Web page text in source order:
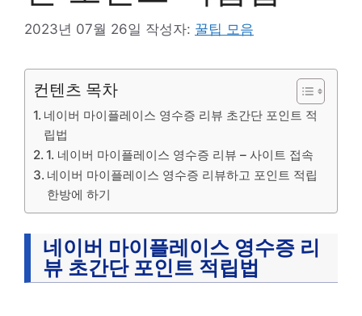
2023년 07월 26일 작성자: 꿀팁 모음
컨텐츠 목차
네이버 마이플레이스 영수증 리뷰 초간단 포인트 적
립법
1. 네이버 마이플레이스 영수증 리뷰 – 사이트 접속
네이버 마이플레이스 영수증 리뷰하고 포인트 적립
한방에 하기
네이버 마이플레이스 영수증 리
뷰 초간단 포인트 적립법